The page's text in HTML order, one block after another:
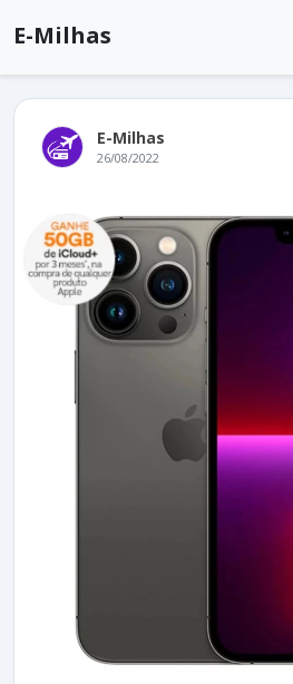
E-Milhas
E-Milhas
26/08/2022